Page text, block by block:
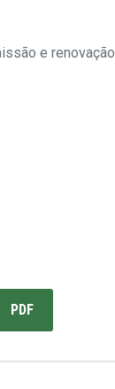
e renovação
PDF